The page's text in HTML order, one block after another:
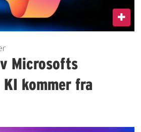
Microsofts
kommer fra